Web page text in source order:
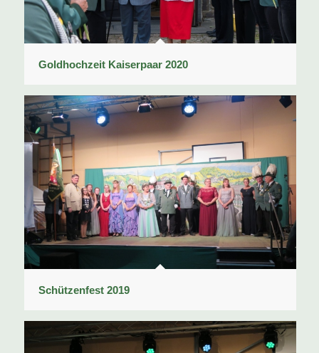
Goldhochzeit Kaiserpaar 2020
Schützenfest 2019